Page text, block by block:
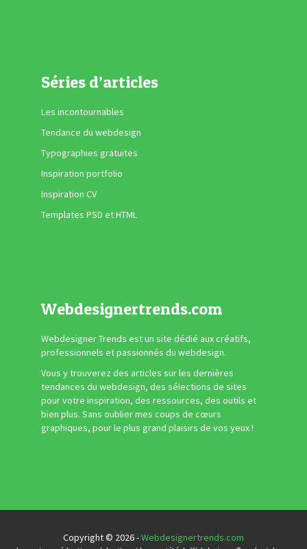
Séries d’articles
Les incontournables
Tendance du webdesign
Typographies gratuites
Inspiration portfolio
Inspiration CV
Templates PSD et HTML
Webdesignertrends.com
Webdesigner Trends est un site dédié aux créatifs,
professionnels et passionnés du webdesign.
Vous y trouverez des articles sur les dernières
tendances du webdesign, des sélections de sites
pour votre inspiration, des ressources, des outils et
bien plus. Sans oublier mes coups de cœurs
graphiques, pour le plus grand plaisirs de vos yeux !
Copyright © 2026 -Webdesignertrends.com